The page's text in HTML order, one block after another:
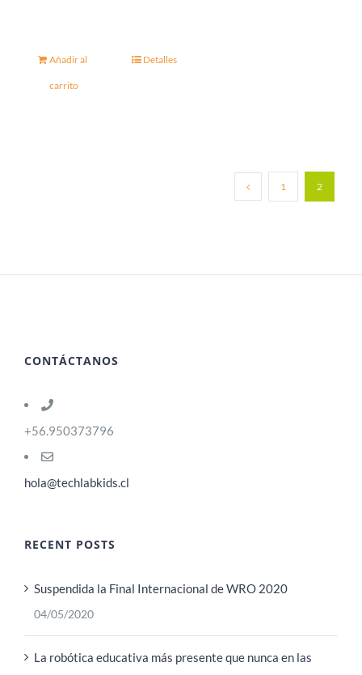
Añadir al
carrito
Detalles
1 2
CONTÁCTANOS
+56.950373796
hola@techlabkids.cl
RECENT POSTS
Suspendida la Final Internacional de WRO 2020
04/05/2020
La robótica educativa más presente que nunca en las